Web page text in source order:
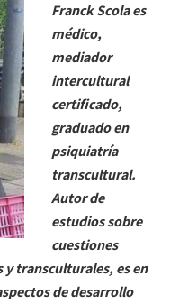
Franck Scola es
médico,
mediador
intercultural
certificado,
graduado en
psiquiatría
transcultural.
Autor de
estudios sobre
cuestiones
transculturales, es en
de desarrollo